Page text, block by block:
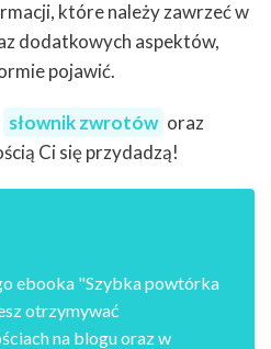
które należy zawrzeć w
dodatkowych aspektów,
pojawić.
słownik zwrotów oraz
Ci się przydadzą!
ebooka "Szybka powtórka
otrzymywać
na blogu oraz w